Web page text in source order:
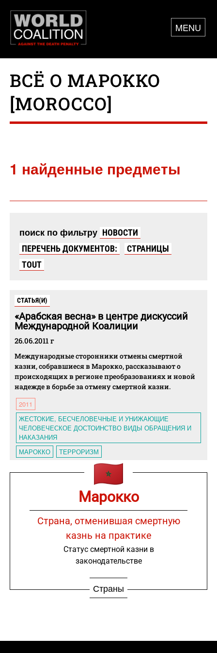
MENU
ВСЁ О МАРОККО
[MOROCCO]
1 найденные предметы
поиск по фильтру НОВОСТИ
ПЕРЕЧЕНЬ ДОКУМЕНТОВ:
СТРАНИЦЫ
TOUT
СТАТЬЯ(И)
«Арабская весна» в центре дискуссий
Международной Коалиции
26.06.2011 г
Международные сторонники отмены смертной
казни, собравшиеся в Марокко, рассказывают о
происходящих в регионе преобразованиях и новой
надежде в борьбе за отмену смертной казни.
2011
ЖЕСТОКИЕ, БЕСЧЕЛОВЕЧНЫЕ И УНИЖАЮЩИЕ
ЧЕЛОВЕЧЕСКОЕ ДОСТОИНСТВО ВИДЫ ОБРАЩЕНИЯ И
НАКАЗАНИЯ
МАРОККО
ТЕРРОРИЗМ
Марокко
Страна, отменившая смертную
казнь на практике
Статус смертной казни в
законодательстве
Страны